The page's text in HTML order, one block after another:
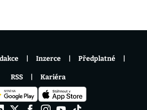
Inzerce Předplatné
RSS Kariéra